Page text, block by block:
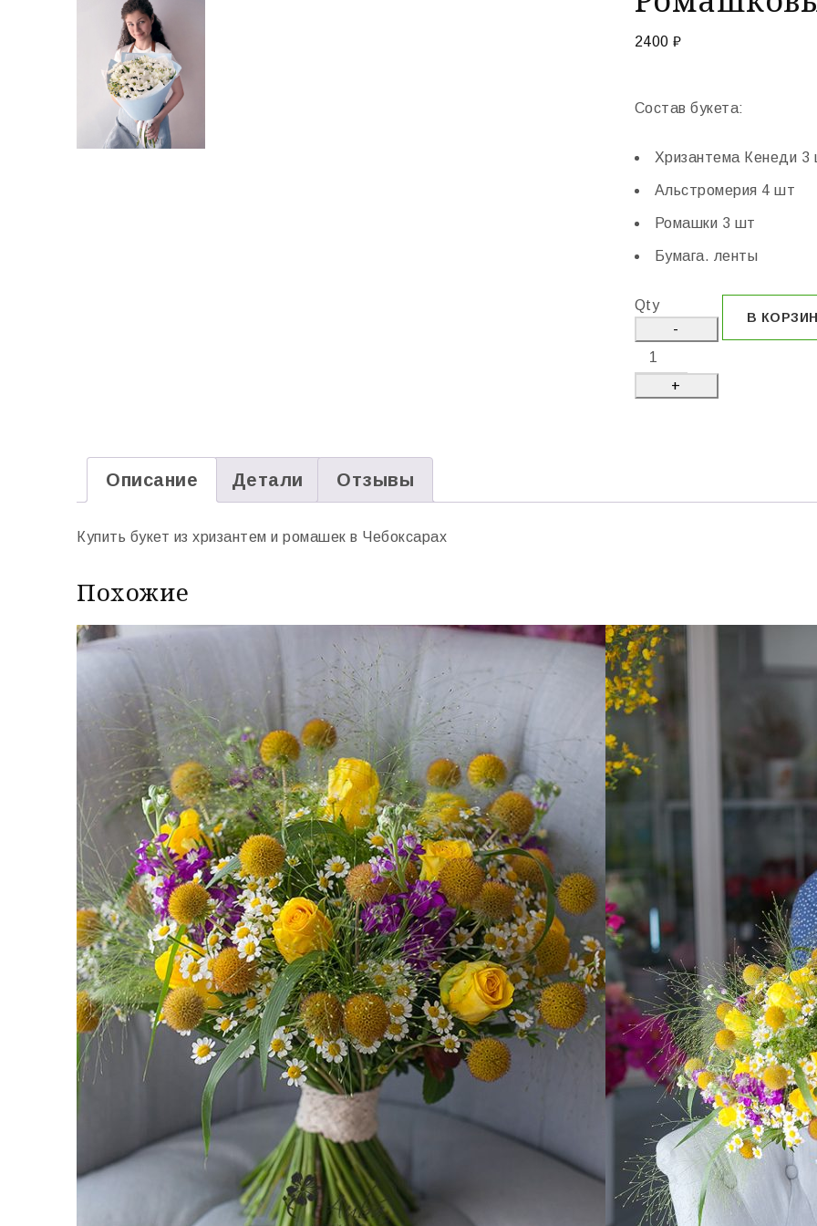
2400₽
Состав букета:
Хризантема Кенеди 3
Альстромерия 4 шт
Ромашки 3 шт
Бумага. ленты
Qty
В
Описание Детали Отзывы
Купить букет из хризантем и ромашек в Чебоксарах
Похожие